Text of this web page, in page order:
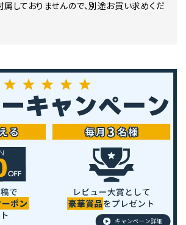
属しておりませんので、別途お買い求めくだ